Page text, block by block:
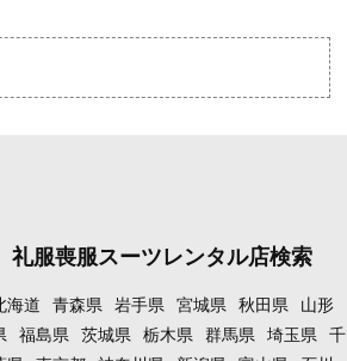
礼服喪服スーツレンタル店検索
海道 青森県 岩手県 宮城県 秋田県 山形
福島県 茨城県 栃木県 群馬県 埼玉県 千